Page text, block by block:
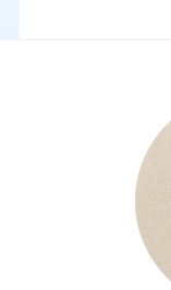
Traitement des
microneedling ).
Dermatologie
radiofréquence.